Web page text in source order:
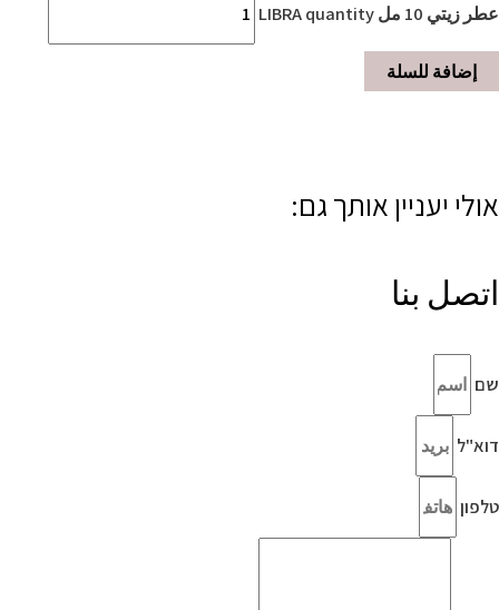
عطر زيتي 10 مل LIBRA quantity
إضافة للسلة
אולי יעניין אותך גם:
اتصل بنا
שם
דוא"ל
טלפון